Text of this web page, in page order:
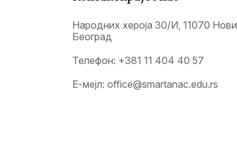
Народних хероја 30/И, 11070 Нови
Београд
Телефон: +381 11 404 40 57
Е-мејл: office@smartanac.edu.rs